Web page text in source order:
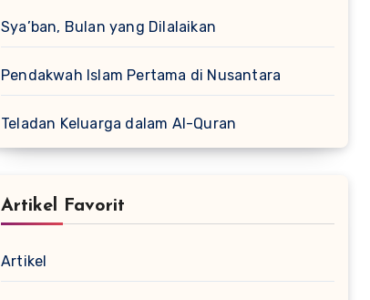
Sya’ban, Bulan yang Dilalaikan
Pendakwah Islam Pertama di Nusantara
Teladan Keluarga dalam Al-Quran
Artikel Favorit
Artikel